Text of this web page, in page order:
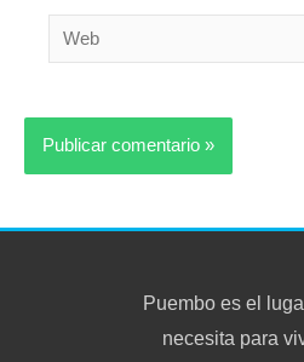
Web
Puembo es el
necesita para